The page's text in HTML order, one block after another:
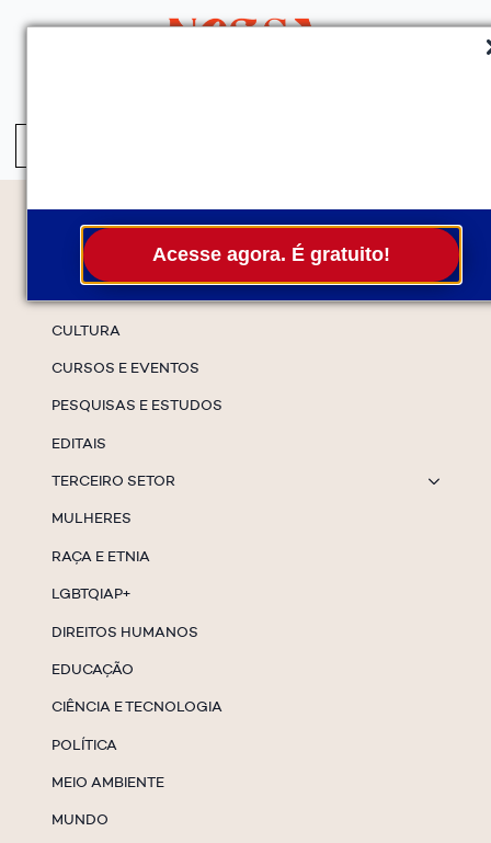
Acesse agora. É gratuito!
Temas
CULTURA
CURSOS E EVENTOS
PESQUISAS E ESTUDOS
EDITAIS
TERCEIRO SETOR
MULHERES
RAÇA E ETNIA
LGBTQIAP+
DIREITOS HUMANOS
EDUCAÇÃO
CIÊNCIA E TECNOLOGIA
POLÍTICA
MEIO AMBIENTE
MUNDO